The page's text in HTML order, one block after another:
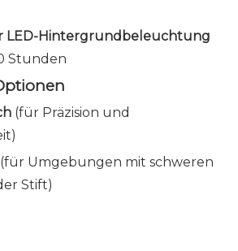
LED-Hintergrundbeleuchtung
Stunden
(für Präzision und
(für Umgebungen mit schweren
Stift)